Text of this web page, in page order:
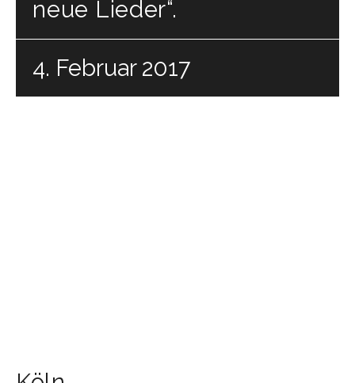
neue Lieder“.
4. Februar 2017